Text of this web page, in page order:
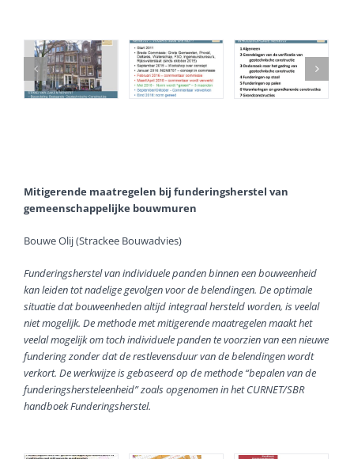
Mitigerende maatregelen bij funderingsherstel van
gemeenschappelijke bouwmuren
Bouwe Olij (Strackee Bouwadvies)
Funderingsherstel van individuele panden binnen een bouweenheid
kan leiden tot nadelige gevolgen voor de belendingen. De optimale
situatie dat bouweenheden altijd integraal hersteld worden, is veelal
niet mogelijk. De methode met mitigerende maatregelen maakt het
veelal mogelijk om toch individuele panden te voorzien van een nieuwe
fundering zonder dat de restlevensduur van de belendingen wordt
verkort. De werkwijze is gebaseerd op de methode “bepalen van de
funderingshersteleenheid” zoals opgenomen in het CURNET/SBR
handboek Funderingsherstel.